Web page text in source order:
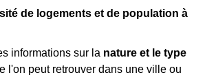
de logements et de population à
informations sur la nature et le type
l'on peut retrouver dans une ville ou